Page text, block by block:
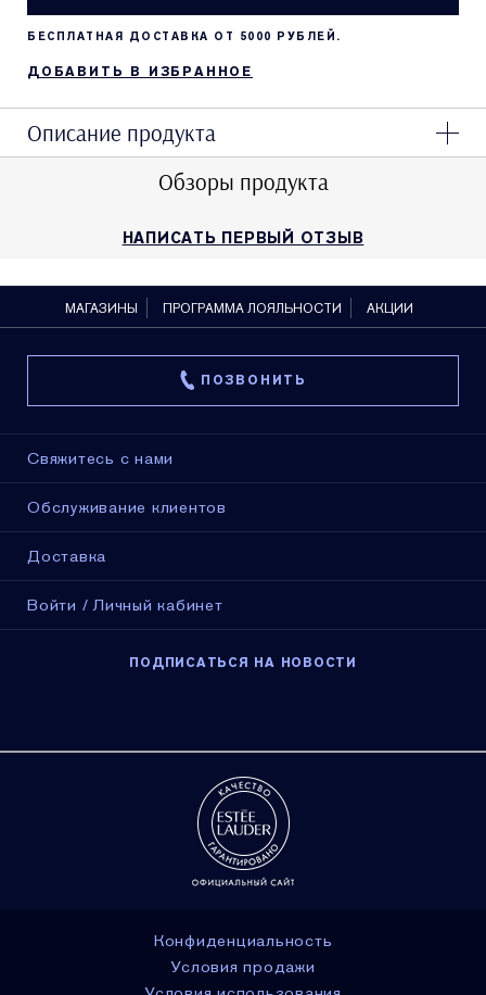
БЕСПЛАТНАЯ ДОСТАВКА ОТ 5000 РУБЛЕЙ.
ДОБАВИТЬ В ИЗБРАННОЕ
Описание продукта
Обзоры продукта
НАПИСАТЬ ПЕРВЫЙ ОТЗЫВ
МАГАЗИНЫ ПРОГРАММА ЛОЯЛЬНОСТИ АКЦИИ
ПОЗВОНИТЬ
Свяжитесь с нами
Обслуживание клиентов
Доставка
Войти / Личный кабинет
ПОДПИСАТЬСЯ НА НОВОСТИ
Конфиденциальность
Условия продажи